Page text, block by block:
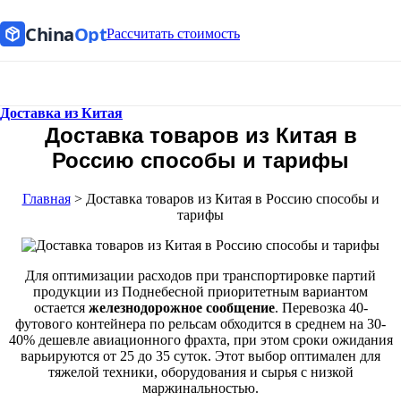
ChinaOptРассчитать стоимость
Доставка из Китая
Доставка товаров из Китая в
Россию способы и тарифы
Главная> Доставка товаров из Китая в Россию способы и
тарифы
Для оптимизации расходов при транспортировке партий
продукции из Поднебесной приоритетным вариантом
остается железнодорожное сообщение. Перевозка 40-
футового контейнера по рельсам обходится в среднем на 30-
40% дешевле авиационного фрахта, при этом сроки ожидания
варьируются от 25 до 35 суток. Этот выбор оптимален для
тяжелой техники, оборудования и сырья с низкой
маржинальностью.